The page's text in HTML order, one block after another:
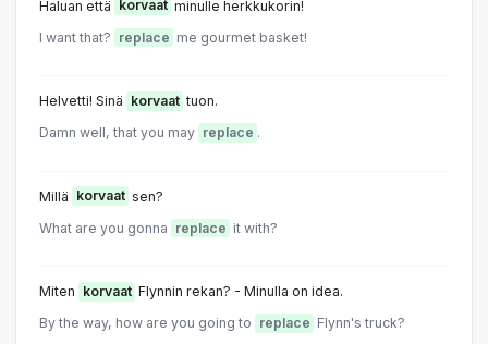
Haluan että korvaat minulle herkkukorin!
I want that? replace me gourmet basket!
Helvetti! Sinä korvaat tuon.
Damn well, that you may replace .
Millä korvaat sen?
What are you gonna replace it with?
Miten korvaat Flynnin rekan? - Minulla on idea.
By the way, how are you going to replace Flynn's truck?